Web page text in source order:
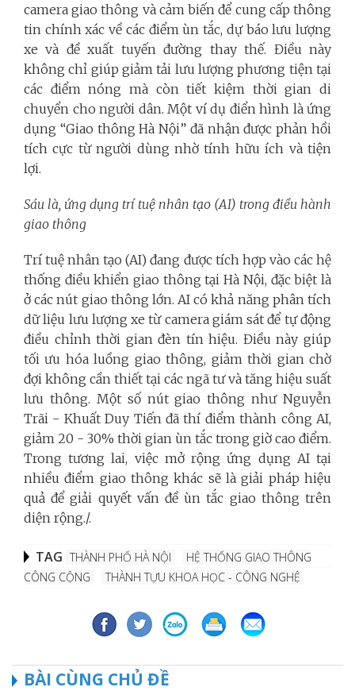
camera giao thông và cảm biến để cung cấp thông
tin chính xác về các điểm ùn tắc, dự báo lưu lượng
xe và đề xuất tuyến đường thay thế. Điều này
không chỉ giúp giảm tải lưu lượng phương tiện tại
các điểm nóng mà còn tiết kiệm thời gian di
chuyển cho người dân. Một ví dụ điển hình là ứng
dụng “Giao thông Hà Nội” đã nhận được phản hồi
tích cực từ người dùng nhờ tính hữu ích và tiện
lợi.
Sáu là, ứng dụng trí tuệ nhân tạo (AI) trong điều hành
giao thông
Trí tuệ nhân tạo (AI) đang được tích hợp vào các hệ
thống điều khiển giao thông tại Hà Nội, đặc biệt là
ở các nút giao thông lớn. AI có khả năng phân tích
dữ liệu lưu lượng xe từ camera giám sát để tự động
điều chỉnh thời gian đèn tín hiệu. Điều này giúp
tối ưu hóa luồng giao thông, giảm thời gian chờ
đợi không cần thiết tại các ngã tư và tăng hiệu suất
lưu thông. Một số nút giao thông như Nguyễn
Trãi - Khuất Duy Tiến đã thí điểm thành công AI,
giảm 20 - 30% thời gian ùn tắc trong giờ cao điểm.
Trong tương lai, việc mở rộng ứng dụng AI tại
nhiều điểm giao thông khác sẽ là giải pháp hiệu
quả để giải quyết vấn đề ùn tắc giao thông trên
diện rộng./.
TAG THÀNH PHỐ HÀ NỘI
HỆ THỐNG GIAO THÔNG
CÔNG CỘNG
THÀNH TỰU KHOA HỌC - CÔNG NGHỆ
BÀI CÙNG CHỦ ĐỀ